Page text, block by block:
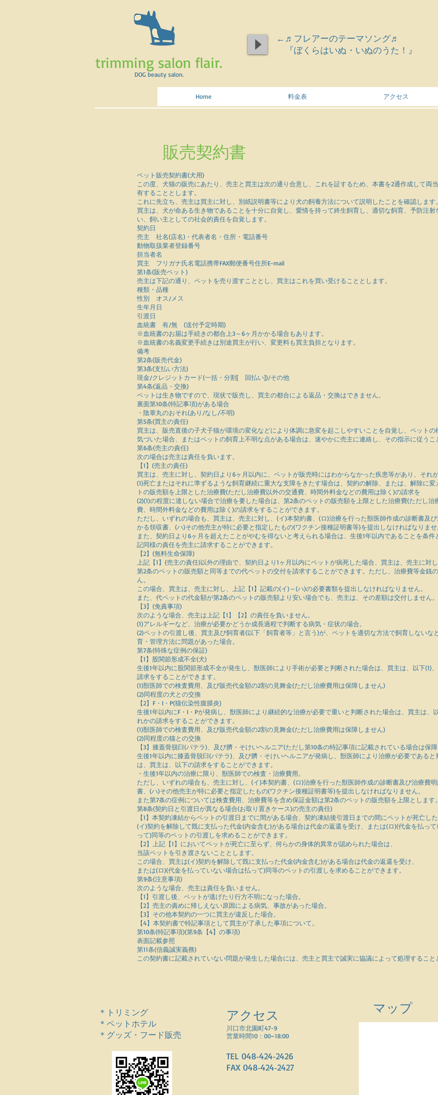
trimming salon flair.
DOG beauty salon.
←♬フレアーのテーマソング♬
『ぼくらはいぬ・いぬのうた！』
Home 料金表 アクセス
販売契約書
ペット販売契約書(犬用)
この度、犬猫の販売にあたり、売主と買主は次の通り合意し、これを証するため、本書を2通作成して両
有することとします。
これに先立ち、売主は買主に対し、別紙説明書等により犬の飼養方法について説明したことを確認します。
買主は、犬が命ある生き物であることを十分に自覚し、愛情を持って終生飼育し、適切な飼育、予防注射
い、飼い主としての社会的責任を自覚します。
契約日
売主 社名(店名)・代表者名・住所・電話番号
動物取扱業者登録番号
担当者名
買主 フリガナ氏名電話携帯FAX郵便番号住所E-mail
第1条(販売ペット)
売主は下記の通り、ペットを売り渡すこととし、買主はこれを買い受けることとします。
種類・品種
性別 オス/メス
生年月日
引渡日
血統書 有/無 (送付予定時期)
※血統書のお届は手続きの都合上3～6ヶ月かかる場合もあります。
※血統書の名義変更手続きは別途買主が行い、変更料も買主負担となります。
備考
第2条(販売代金)
第3条(支払い方法)
現金/クレジットカード(一括・分割[ 回払い])/その他
第4条(返品・交換)
ペットは生き物ですので、現状で販売し、買主の都合による返品・交換はできません。
裏面第10条(特記事項)がある場合
・陰睾丸のおそれ(あり/なし/不明)
第5条(買主の責任)
買主は、販売直後の子犬子猫が環境の変化などにより体調に急変を起こしやすいことを自覚し、ペットの
気づいた場合、またはペットの飼育上不明な点がある場合は、速やかに売主に連絡し、その指示に従うこ
第6条(売主の責任)
次の場合は売主は責任を負います。
【1】(売主の責任)
買主は、売主に対し、契約日より6ヶ月以内に、ペットが販売時にはわからなかった疾患等があり、それが
(1)死亡またはそれに準ずるような飼育継続に重大な支障をきたす場合は、契約の解除、または、解除に変
トの販売額を上限とした治療費(ただし治療費以外の交通費、時間外料金などの費用は除く)の請求を
(2)(1)の程度に達しない場合で治療を要した場合は、第2条のペットの販売額を上限とした治療費(ただし治
費、時間外料金などの費用は除く)の請求をすることができます。
ただし、いずれの場合も、買主は、売主に対し、(イ)本契約書、(ロ)治療を行った獣医師作成の診断書及
かる領収書、(ハ)その他売主が特に必要と指定したもの(ワクチン接種証明書等)を提出しなければなりませ
また、契約日より6ヶ月を超えたことがやむを得ないと考えられる場合は、生後1年以内であることを条件
記同様の責任を売主に請求することができます。
【2】(無料生命保障)
上記【1】(売主の責任)以外の理由で、契約日より1ヶ月以内にペットが病死した場合、買主は、売主に対し
第2条のペットの販売額と同等までの代ペットの交付を請求することができます。ただし、治療費等金銭
ん。
この場合、買主は、売主に対し、上記【1】記載の(イ)～(ハ)の必要書類を提出しなければなりません。
また、代ペットの代金額が第2条のペットの販売額より安い場合でも、売主は、その差額は交付しません。
【3】(免責事項)
次のような場合、売主は上記【1】【2】の責任を負いません。
(1)アレルギーなど、治療が必要かどうか成長過程で判断する病気・症状の場合。
(2)ペットの引渡し後、買主及び飼育者(以下「飼育者等」と言う)が、ペットを適切な方法で飼育しないな
育・管理方法に問題があった場合。
第7条(特殊な症例の保証)
【1】股関節形成不全(犬)
生後1年以内に股関節形成不全が発生し、獣医師により手術が必要と判断された場合は、買主は、以下(1)
請求をすることができます。
(1)獣医師での検査費用、及び販売代金額の2割の見舞金(ただし治療費用は保障しません)
(2)同程度の犬との交換
【2】F・I・P(猫伝染性腹膜炎)
生後1年以内にF・I・Pが発病し、獣医師により継続的な治療が必要で重いと判断された場合は、買主は、
れかの請求をすることができます。
(1)獣医師での検査費用、及び販売代金額の2割の見舞金(ただし治療費用は保障しません)
(2)同程度の猫との交換
【3】膝蓋骨脱臼(パテラ)、及び臍・そけいヘルニア(ただし第10条の特記事項に記載されている場合は保
生後1年以内に膝蓋骨脱臼(パテラ)、及び臍・そけいヘルニアが発病し、獣医師により治療が必要であると
は、買主は、以下の請求をすることができます。
・生後1年以内の治療に限り、獣医師での検査・治療費用。
ただし、いずれの場合も、売主に対し、(イ)本契約書、(ロ)治療を行った獣医師作成の診断書及び治療費
書、(ハ)その他売主が特に必要と指定したもの(ワクチン接種証明書等)を提出しなければなりません。
また第7条の症例については検査費用、治療費等を含め保証金額は第2条のペットの販売額を上限とします。
第8条(契約日と引渡日が異なる場合(お取り置きケース)の売主の責任)
【1】本契約凍結からペットの引渡日までに間がある場合、契約凍結後引渡日までの間にペットが死亡し
(イ)契約を解除して既に支払った代金(内金含む)がある場合は代金の返還を受け、または(ロ)(代金を払っ
って)同等のペットの引渡しを求めることができます。
【2】上記【1】においてペットが死亡に至らず、何らかの身体的異常が認められた場合は、
当該ペットを引き渡さないこととします。
この場合、買主は(イ)契約を解除して既に支払った代金(内金含む)がある場合は代金の返還を受け、
または(ロ)(代金を払っていない場合は払って)同等のペットの引渡しを求めることができます。
第9条(注意事項)
次のような場合、売主は責任を負いません。
【1】引渡し後、ペットが逃げたり行方不明になった場合。
【2】売主の責めに帰しえない原因による病気、事故があった場合。
【3】その他本契約の一つに買主が違反した場合。
【4】本契約書で特記事項として買主が了承した事項について。
第10条(特記事項)(第9条【4】の事項)
表面記載参照
第11条(信義誠実義務)
この契約書に記載されていない問題が発生した場合には、売主と買主で誠実に協議によって処理すること
＊トリミング
＊ペットホテル
＊グッズ・フード販売
アクセス
川口市北園町47-9
営業時間10：00~18:00
TEL 048‐424‐2426
FAX 048‐424‐2427
マップ